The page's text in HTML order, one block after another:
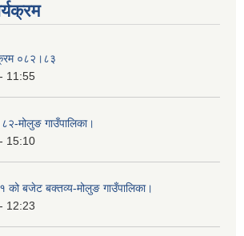
०८२।८३
11:55
मोलुङ गाउँपालिका।
15:10
को बजेट बक्तव्य-मोलुङ गाउँपालिका।
12:23